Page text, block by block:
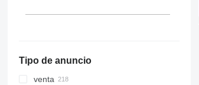
Tipo de anuncio
venta